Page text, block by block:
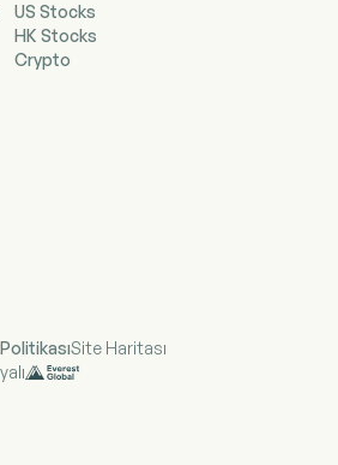
are mainly used in the
finance,
materials
US Stocks
HK Stocks
Crypto
Site Haritası